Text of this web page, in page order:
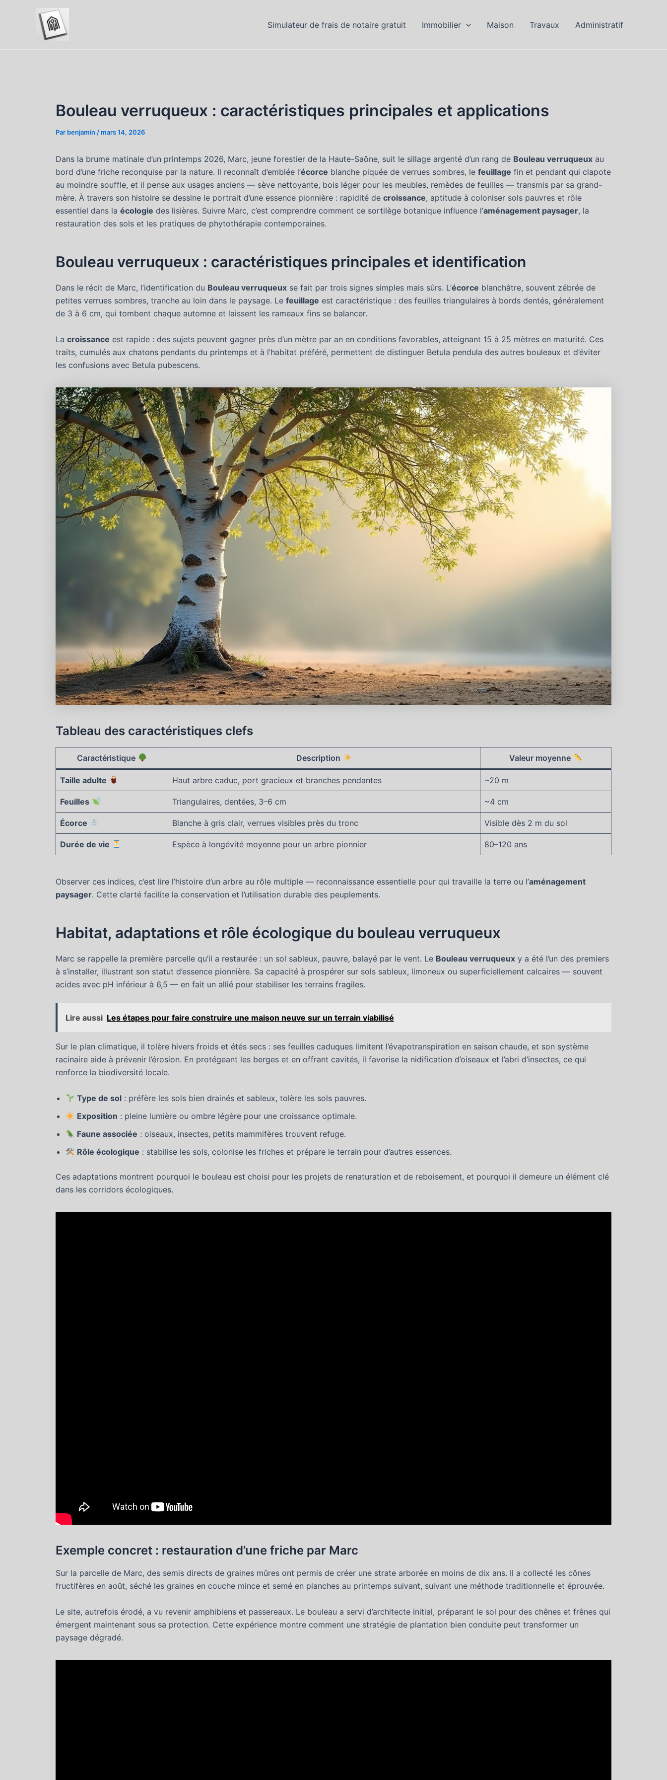
Simulateur de frais de notaire gratuit Immobilier Maison Travaux Administratif
Bouleau verruqueux : caractéristiques principales et applications
Par benjamin /mars 14, 2026
Dans la brume matinale d’un printemps 2026, Marc, jeune forestier de la Haute-Saône, suit le sillage argenté d’un rang de Bouleau verruqueux au
bord d’une friche reconquise par la nature. Il reconnaît d’emblée l’écorce blanche piquée de verrues sombres, le feuillage fin et pendant qui clapote
au moindre souffle, et il pense aux usages anciens — sève nettoyante, bois léger pour les meubles, remèdes de feuilles — transmis par sa grand-
mère. À travers son histoire se dessine le portrait d’une essence pionnière : rapidité de croissance, aptitude à coloniser sols pauvres et rôle
essentiel dans la écologie des lisières. Suivre Marc, c’est comprendre comment ce sortilège botanique influence l’aménagement paysager, la
restauration des sols et les pratiques de phytothérapie contemporaines.
Bouleau verruqueux : caractéristiques principales et identification
Dans le récit de Marc, l’identification du Bouleau verruqueux se fait par trois signes simples mais sûrs. L’écorce blanchâtre, souvent zébrée de
petites verrues sombres, tranche au loin dans le paysage. Le feuillage est caractéristique : des feuilles triangulaires à bords dentés, généralement
de 3 à 6 cm, qui tombent chaque automne et laissent les rameaux fins se balancer.
La croissance est rapide : des sujets peuvent gagner près d’un mètre par an en conditions favorables, atteignant 15 à 25 mètres en maturité. Ces
traits, cumulés aux chatons pendants du printemps et à l’habitat préféré, permettent de distinguer Betula pendula des autres bouleaux et d’éviter
les confusions avec Betula pubescens.
Tableau des caractéristiques clefs
Caractéristique Description Valeur moyenne
Taille adulte Haut arbre caduc, port gracieux et branches pendantes ~20 m
Feuilles Triangulaires, dentées, 3–6 cm ~4 cm
Écorce Blanche à gris clair, verrues visibles près du tronc Visible dès 2 m du sol
Durée de vie Espèce à longévité moyenne pour un arbre pionnier 80–120 ans
Observer ces indices, c’est lire l’histoire d’un arbre au rôle multiple — reconnaissance essentielle pour qui travaille la terre ou l’aménagement
paysager. Cette clarté facilite la conservation et l’utilisation durable des peuplements.
Habitat, adaptations et rôle écologique du bouleau verruqueux
Marc se rappelle la première parcelle qu’il a restaurée : un sol sableux, pauvre, balayé par le vent. Le Bouleau verruqueux y a été l’un des premiers
à s’installer, illustrant son statut d’essence pionnière. Sa capacité à prospérer sur sols sableux, limoneux ou superficiellement calcaires — souvent
acides avec pH inférieur à 6,5 — en fait un allié pour stabiliser les terrains fragiles.
Lire aussi Les étapes pour faire construire une maison neuve sur un terrain viabilisé
Sur le plan climatique, il tolère hivers froids et étés secs : ses feuilles caduques limitent l’évapotranspiration en saison chaude, et son système
racinaire aide à prévenir l’érosion. En protégeant les berges et en offrant cavités, il favorise la nidification d’oiseaux et l’abri d’insectes, ce qui
renforce la biodiversité locale.
Type de sol : préfère les sols bien drainés et sableux, tolère les sols pauvres.
Exposition : pleine lumière ou ombre légère pour une croissance optimale.
Faune associée : oiseaux, insectes, petits mammifères trouvent refuge.
Rôle écologique : stabilise les sols, colonise les friches et prépare le terrain pour d’autres essences.
Ces adaptations montrent pourquoi le bouleau est choisi pour les projets de renaturation et de reboisement, et pourquoi il demeure un élément clé
dans les corridors écologiques.
Exemple concret : restauration d’une friche par Marc
Sur la parcelle de Marc, des semis directs de graines mûres ont permis de créer une strate arborée en moins de dix ans. Il a collecté les cônes
fructifères en août, séché les graines en couche mince et semé en planches au printemps suivant, suivant une méthode traditionnelle et éprouvée.
Le site, autrefois érodé, a vu revenir amphibiens et passereaux. Le bouleau a servi d’architecte initial, préparant le sol pour des chênes et frênes qui
émergent maintenant sous sa protection. Cette expérience montre comment une stratégie de plantation bien conduite peut transformer un
paysage dégradé.